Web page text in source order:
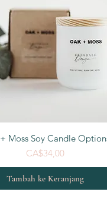
Tampilan Cepat
Moss Soy Candle
Harga
CA$34,00
Tambah ke Keranjang